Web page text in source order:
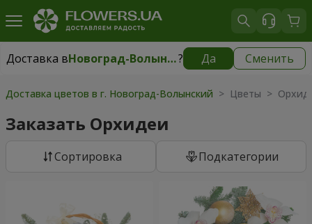
Доставка в Новоград-Волынский? Да Сменить
Доставка вНовоград-Волынский 150 грн
Доставка цветов в г. Новоград-Волынский > Цветы >
Заказать Орхидеи
Cортировка Подкатегории